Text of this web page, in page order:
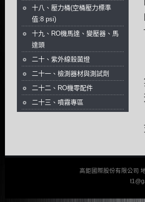
十八、壓力桶(空桶壓力標準
值:8 psi)
十九、RO機馬達、變壓器、馬
達頭
二十、紫外線殺菌燈
二十一、檢測器材與測試劑
二十二、RO機零配件
二十三、噴霧專區
高鉅國際股份有限公司